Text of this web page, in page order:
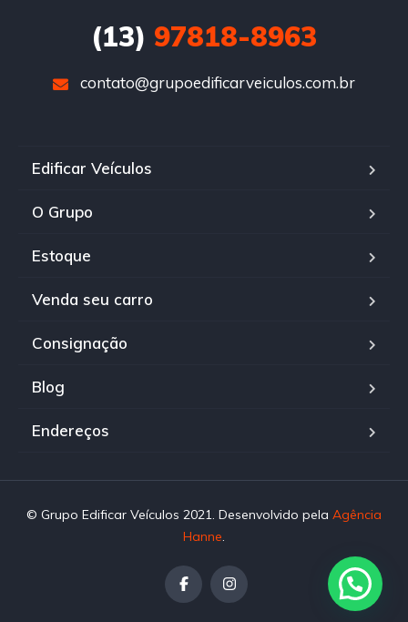
(13) 97818-8963
contato@grupoedificarveiculos.com.br
Edificar Veículos
O Grupo
Estoque
Venda seu carro
Consignação
Blog
Endereços
© Grupo Edificar Veículos 2021. Desenvolvido pela Agência
Hanne